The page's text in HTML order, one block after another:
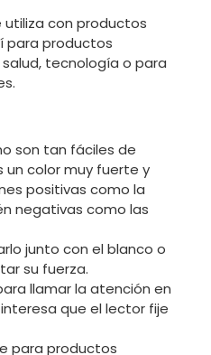
con productos
para productos
tecnología o para
son tan fáciles de
un color muy fuerte y
positivas como la
negativas como las
junto con el blanco o
su fuerza.
llamar la atención en
que el lector fije
para productos